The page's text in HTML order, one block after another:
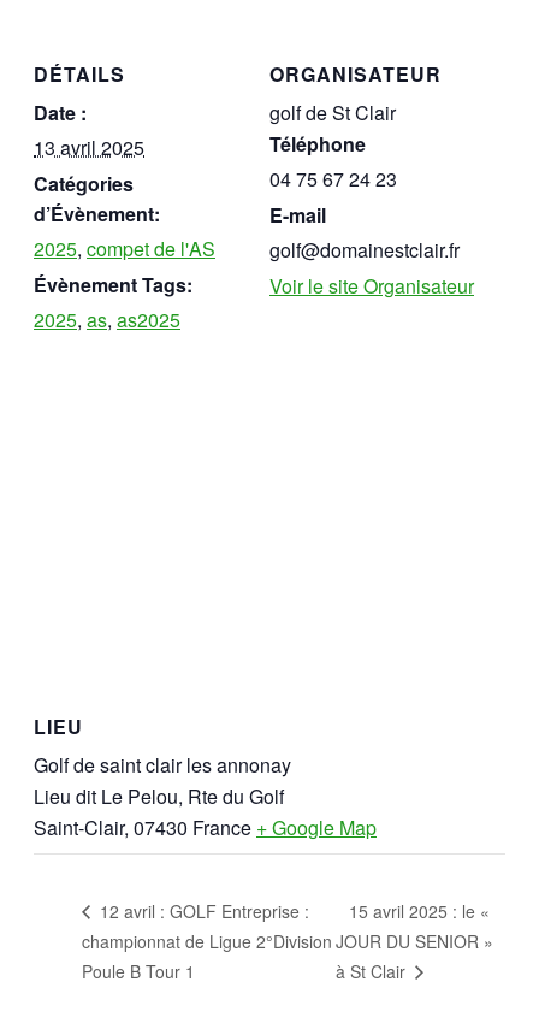
DÉTAILS
Date :
13 avril 2025
Catégories
d’Évènement:
2025, compet de l'AS
Évènement Tags:
2025, as, as2025
ORGANISATEUR
golf de St Clair
Téléphone
04 75 67 24 23
E-mail
golf@domainestclair.fr
Voir le site Organisateur
LIEU
Golf de saint clair les annonay
Lieu dit Le Pelou, Rte du Golf
Saint-Clair, 07430 France + Google Map
12 avril : GOLF Entreprise :
championnat de Ligue 2°Division
Poule B Tour 1
15 avril 2025 : le «
JOUR DU SENIOR »
à St Clair